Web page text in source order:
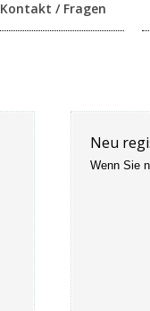
Kontakt / Fragen
Neu
Wenn Sie